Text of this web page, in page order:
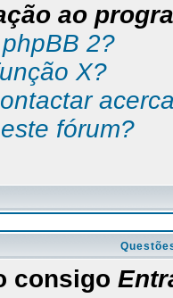
ao
2?
X?
fórum?
consigo